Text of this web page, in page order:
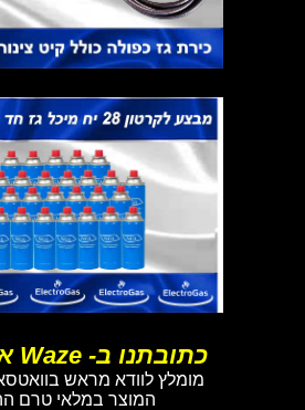
כתובתנו ב- Waze אלקטרוגז
מומלץ לוודא מראש
המוצר במלאי טרם